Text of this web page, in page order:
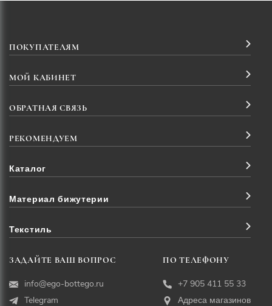
ПОКУПАТЕЛЯМ
МОЙ КАБИНЕТ
ОБРАТНАЯ СВЯЗЬ
РЕКОМЕНДУЕМ
Каталог
Материал бижутерии
Текстиль
ЗАДАЙТЕ ВАШ ВОПРОС
info@ego-bottego.ru
Telegram
ПО ТЕЛЕФОНУ
+7 905 411 55 33
Адреса магазинов